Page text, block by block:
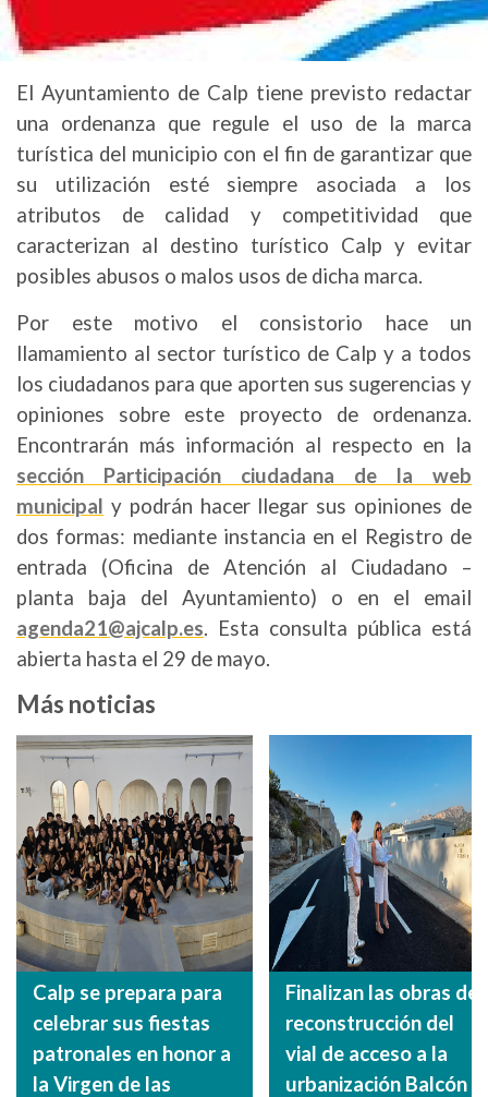
El Ayuntamiento de Calp tiene previsto redactar
una ordenanza que regule el uso de la marca
turística del municipio con el fin de garantizar que
su utilización esté siempre asociada a los
atributos de calidad y competitividad que
caracterizan al destino turístico Calp y evitar
posibles abusos o malos usos de dicha marca.
Por este motivo el consistorio hace un
llamamiento al sector turístico de Calp y a todos
los ciudadanos para que aporten sus sugerencias y
opiniones sobre este proyecto de ordenanza.
Encontrarán más información al respecto en la
sección Participación ciudadana de la web
municipal y podrán hacer llegar sus opiniones de
dos formas: mediante instancia en el Registro de
entrada (Oficina de Atención al Ciudadano –
planta baja del Ayuntamiento) o en el email
agenda21@ajcalp.es. Esta consulta pública está
abierta hasta el 29 de mayo.
Más noticias
Calp se prepara para
celebrar sus fiestas
patronales en honor a
la Virgen de las
Finalizan las obras de
reconstrucción del
vial de acceso a la
urbanización Balcón